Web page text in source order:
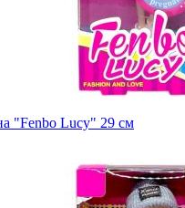
"Fenbo Lucy" 29 см